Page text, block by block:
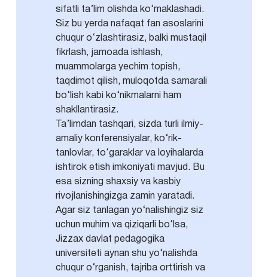
sifatli ta’lim olishda ko‘maklashadi.
Siz bu yerda nafaqat fan asoslarini
chuqur o‘zlashtirasiz, balki mustaqil
fikrlash, jamoada ishlash,
muammolarga yechim topish,
taqdimot qilish, muloqotda samarali
bo‘lish kabi ko‘nikmalarni ham
shakllantirasiz.
Ta’limdan tashqari, sizda turli ilmiy-
amaliy konferensiyalar, ko‘rik-
tanlovlar, to‘garaklar va loyihalarda
ishtirok etish imkoniyati mavjud. Bu
esa sizning shaxsiy va kasbiy
rivojlanishingizga zamin yaratadi.
Agar siz tanlagan yo‘nalishingiz siz
uchun muhim va qiziqarli bo‘lsa,
Jizzax davlat pedagogika
universiteti aynan shu yo‘nalishda
chuqur o‘rganish, tajriba orttirish va